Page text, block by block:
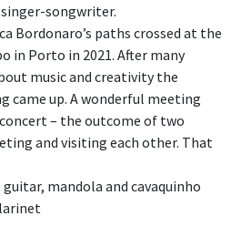
songwriter.
Bordonaro’s paths crossed at the
in Porto in 2021. After many
music and creativity the
up. A wonderful meeting
– the outcome of two
and visiting each other. That
guitar, mandola and cavaquinho